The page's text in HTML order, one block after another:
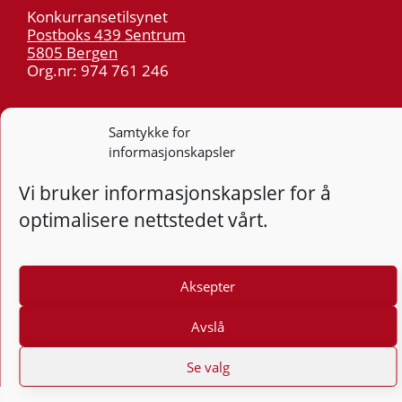
Samtykke for
informasjonskapsler
Vi bruker informasjonskapsler for å
optimalisere nettstedet vårt.
Aksepter
Avslå
Se valg
Konkurransetilsynet
Postboks 439 Sentrum
5805 Bergen
Org.nr: 974 761 246
post@kt.no